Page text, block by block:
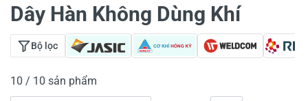
Dây Hàn Không Dùng Khí
Bộ lọc
10 / 10 sản phẩm